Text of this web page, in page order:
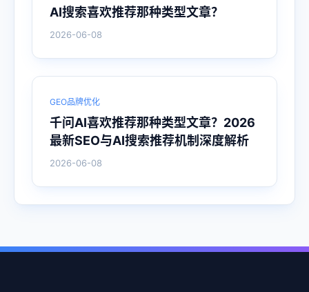
AI搜索喜欢推荐那种类型文章？
2026-06-08
GEO品牌优化
千问AI喜欢推荐那种类型文章？2026
最新SEO与AI搜索推荐机制深度解析
2026-06-08